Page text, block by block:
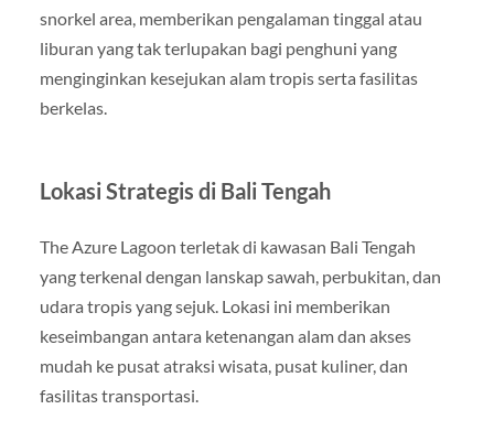
snorkel area, memberikan pengalaman tinggal atau
liburan yang tak terlupakan bagi penghuni yang
menginginkan kesejukan alam tropis serta fasilitas
berkelas.
Lokasi Strategis di Bali Tengah
The Azure Lagoon terletak di kawasan Bali Tengah
yang terkenal dengan lanskap sawah, perbukitan, dan
udara tropis yang sejuk. Lokasi ini memberikan
keseimbangan antara ketenangan alam dan akses
mudah ke pusat atraksi wisata, pusat kuliner, dan
fasilitas transportasi.